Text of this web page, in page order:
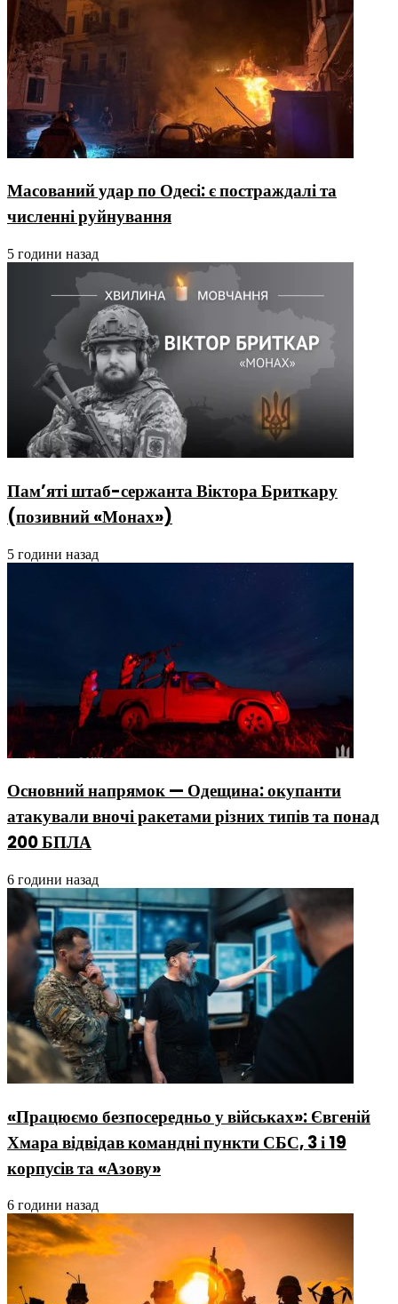
Масований удар по Одесі: є постраждалі та
численні руйнування
5 години назад
Пам’яті штаб-сержанта Віктора Бриткару
(позивний «Монах»)
5 години назад
Основний напрямок — Одещина: окупанти
атакували вночі ракетами різних типів та понад
200 БПЛА
6 години назад
«Працюємо безпосередньо у військах»: Євгеній
Хмара відвідав командні пункти СБС, 3 і 19
корпусів та «Азову»
6 години назад